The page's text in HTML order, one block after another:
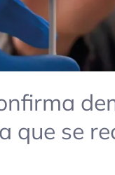
que se